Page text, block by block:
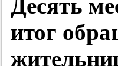
Десять
итог